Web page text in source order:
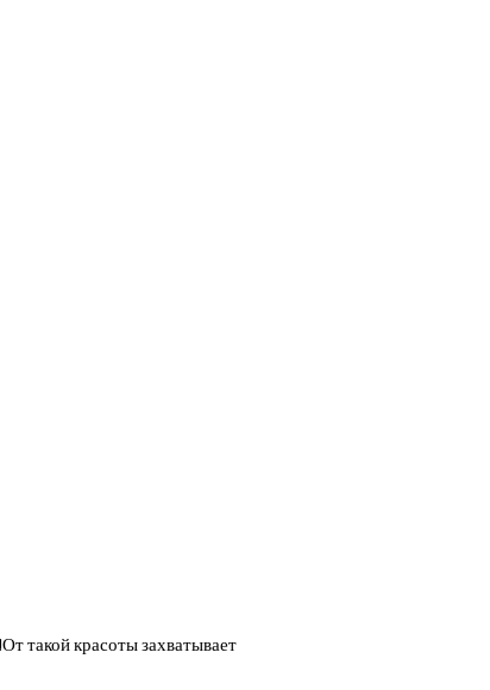
такой красоты захватывает